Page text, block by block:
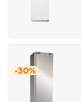
-30%